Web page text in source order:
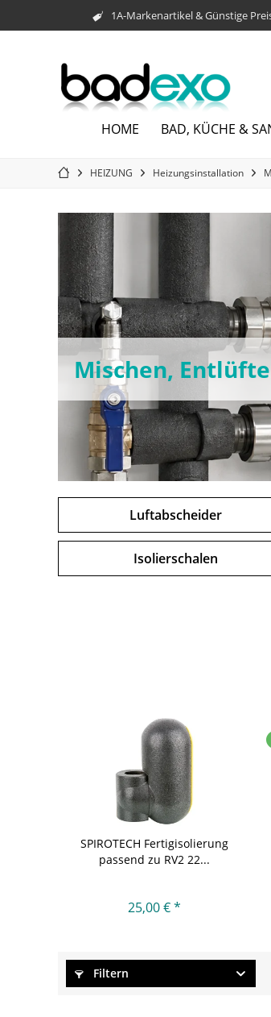
1A-Markenartikel & Günstige
HOME BAD, KÜCHE &
HEIZUNG Heizungsinstallation
Mischen,
Luftabscheider
Isolierschalen
SPIROTECH Fertigisolierung
passend zu RV2 22...
25,00 € *
Filtern